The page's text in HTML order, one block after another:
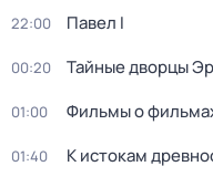
22:00 Павел I
00:20 Тайные дворцы
01:00 Фильмы о
01:40 К истокам